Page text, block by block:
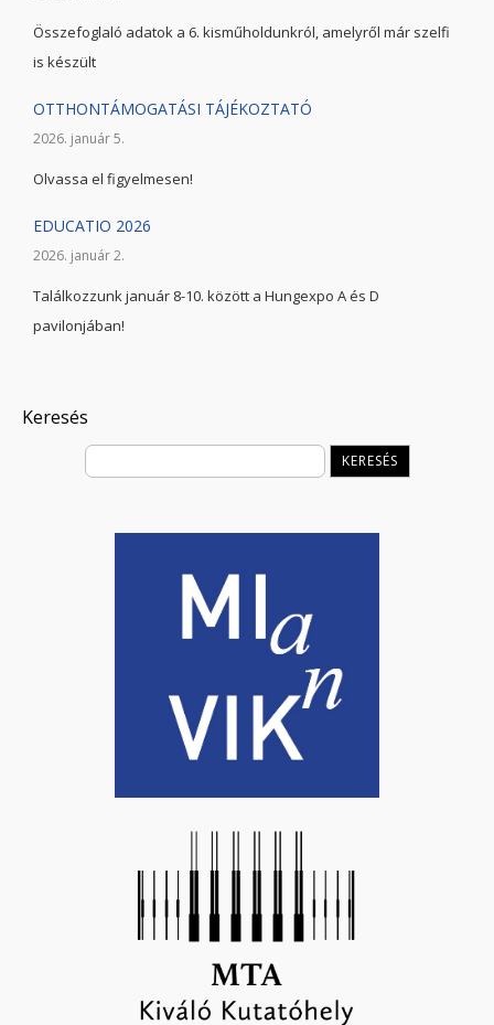
Összefoglaló adatok a 6. kisműholdunkról, amelyről már szelfi
is készült
OTTHONTÁMOGATÁSI TÁJÉKOZTATÓ
2026. január 5.
Olvassa el figyelmesen!
EDUCATIO 2026
2026. január 2.
Találkozzunk január 8-10. között a Hungexpo A és D
pavilonjában!
Keresés